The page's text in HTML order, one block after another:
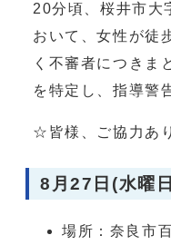
20分頃、桜井市大
おいて、女性が徒
く不審者につきま
を特定し、指導警
☆皆様、ご協力あ
8月27日(水曜
場所：奈良市